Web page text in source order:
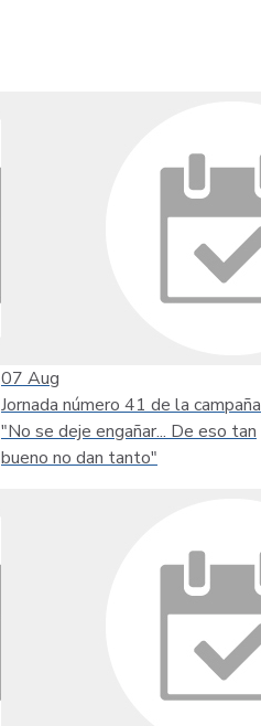
07 Aug
Jornada número 41 de la campaña
"No se deje engañar... De eso tan
bueno no dan tanto"